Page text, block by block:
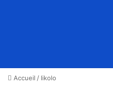
Accueil / likolo